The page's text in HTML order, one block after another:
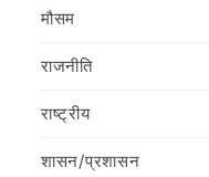
मौसम
राजनीति
राष्ट्रीय
शासन/प्रशासन